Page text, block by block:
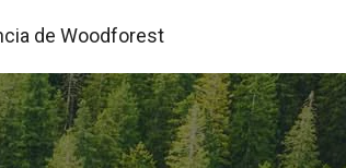
de Woodforest